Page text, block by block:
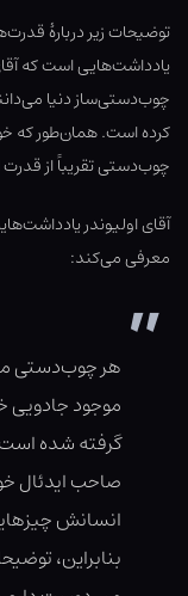
توضیحات زیر دربارهٔ
یادداشت‌هایی است که
چوب‌دستی‌ساز دنیا
کرده است. همان‌طور که
چوب‌دستی تقریباً از قدرت
آقای اولیوندر
معرفی می‌کند:
هر چوب‌دستی
موجود جادویی
گرفته شده
صاحب ایدئال
انسانش
بنابراین،